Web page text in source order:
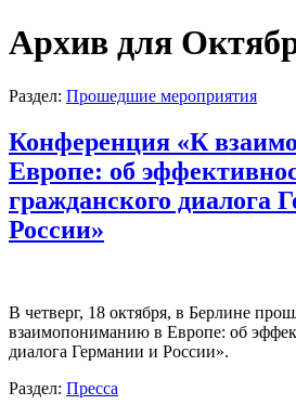
Архив для
Раздел: Прошедшие мероприятия
Конференция «К
Европе: об
гражданского диалога
России»
В четверг, 18 октября, в Берлине
взаимопониманию в Европе: об
диалога Германии и России».
Раздел: Пресса